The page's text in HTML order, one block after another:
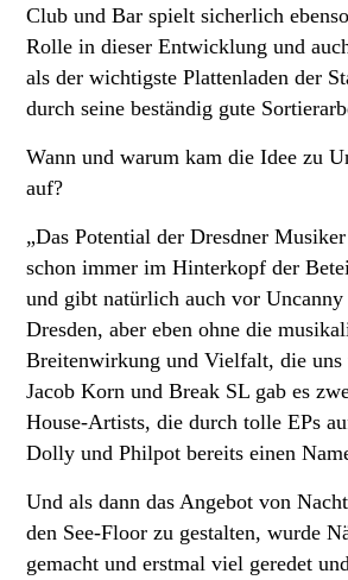
Club und Bar spielt sicherlich
Rolle in dieser Entwicklung und
als der wichtigste Plattenladen der
durch seine beständig gute
Wann und warum kam die Idee zu
auf?
„Das Potential der Dresdner
schon immer im Hinterkopf der
und gibt natürlich auch vor
Dresden, aber eben ohne die
Breitenwirkung und Vielfalt, die
Jacob Korn und Break SL gab es
House-Artists, die durch tolle EPs
Dolly und Philpot bereits einen
Und als dann das Angebot von
den See-Floor zu gestalten, wurde
gemacht und erstmal viel geredet